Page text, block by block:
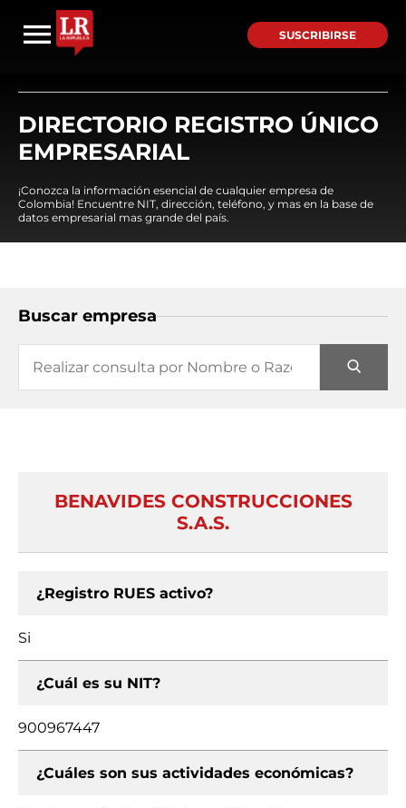
SUSCRIBIRSE
DIRECTORIO REGISTRO ÚNICO
EMPRESARIAL
¡Conozca la información esencial de cualquier empresa de
Colombia! Encuentre NIT, dirección, teléfono, y mas en la base de
datos empresarial mas grande del país.
Buscar empresa
BENAVIDES CONSTRUCCIONES
S.A.S.
¿Registro RUES activo?
Si
¿Cuál es su NIT?
900967447
¿Cuáles son sus actividades económicas?